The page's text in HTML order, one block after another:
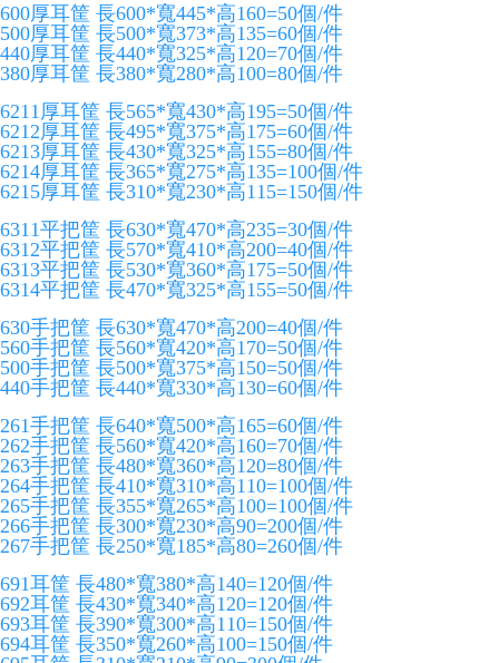
600厚耳筐 長600*寬445*高160=50個/件
500厚耳筐 長500*寬373*高135=60個/件
440厚耳筐 長440*寬325*高120=70個/件
380厚耳筐 長380*寬280*高100=80個/件
6211厚耳筐 長565*寬430*高195=50個/件
6212厚耳筐 長495*寬375*高175=60個/件
6213厚耳筐 長430*寬325*高155=80個/件
6214厚耳筐 長365*寬275*高135=100個/件
6215厚耳筐 長310*寬230*高115=150個/件
6311平把筐 長630*寬470*高235=30個/件
6312平把筐 長570*寬410*高200=40個/件
6313平把筐 長530*寬360*高175=50個/件
6314平把筐 長470*寬325*高155=50個/件
630手把筐 長630*寬470*高200=40個/件
560手把筐 長560*寬420*高170=50個/件
500手把筐 長500*寬375*高150=50個/件
440手把筐 長440*寬330*高130=60個/件
261手把筐 長640*寬500*高165=60個/件
262手把筐 長560*寬420*高160=70個/件
263手把筐 長480*寬360*高120=80個/件
264手把筐 長410*寬310*高110=100個/件
265手把筐 長355*寬265*高100=100個/件
266手把筐 長300*寬230*高90=200個/件
267手把筐 長250*寬185*高80=260個/件
691耳筐 長480*寬380*高140=120個/件
692耳筐 長430*寬340*高120=120個/件
693耳筐 長390*寬300*高110=150個/件
694耳筐 長350*寬260*高100=150個/件